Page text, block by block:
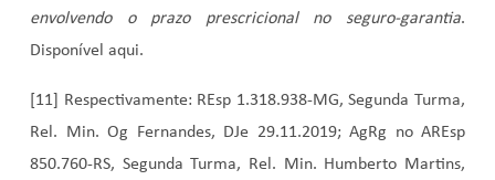
envolvendo o prazo prescricional no seguro-garantia.
Disponível aqui.
[11] Respectivamente: REsp 1.318.938-MG, Segunda Turma,
Rel. Min. Og Fernandes, DJe 29.11.2019; AgRg no AREsp
850.760-RS, Segunda Turma, Rel. Min. Humberto Martins,